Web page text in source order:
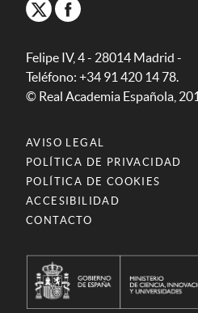
Felipe IV, 4 - 28014 Madrid -
Teléfono: +34 91 420 14 78.
© Real Academia Española,
AVISO LEGAL
POLÍTICA DE PRIVACIDAD
POLÍTICA DE COOKIES
ACCESIBILIDAD
CONTACTO